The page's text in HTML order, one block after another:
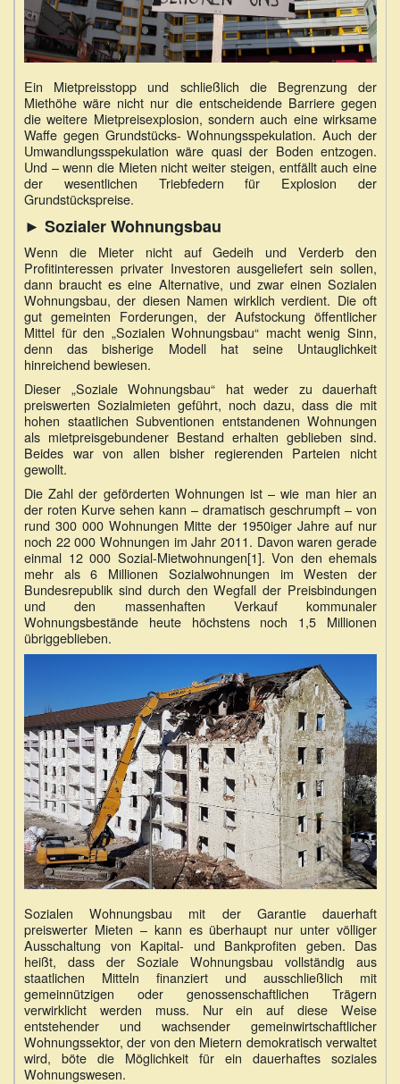
Ein Mietpreisstopp und schließlich die Begrenzung der
Miethöhe wäre nicht nur die entscheidende Barriere gegen
die weitere Mietpreisexplosion, sondern auch eine wirksame
Waffe gegen Grundstücks- Wohnungsspekulation. Auch der
Umwandlungsspekulation wäre quasi der Boden entzogen.
Und – wenn die Mieten nicht weiter steigen, entfällt auch eine
der wesentlichen Triebfedern für Explosion der
Grundstückspreise.
► Sozialer Wohnungsbau
Wenn die Mieter nicht auf Gedeih und Verderb den
Profitinteressen privater Investoren ausgeliefert sein sollen,
dann braucht es eine Alternative, und zwar einen Sozialen
Wohnungsbau, der diesen Namen wirklich verdient. Die oft
gut gemeinten Forderungen, der Aufstockung öffentlicher
Mittel für den „Sozialen Wohnungsbau“ macht wenig Sinn,
denn das bisherige Modell hat seine Untauglichkeit
hinreichend bewiesen.
Dieser „Soziale Wohnungsbau“ hat weder zu dauerhaft
preiswerten Sozialmieten geführt, noch dazu, dass die mit
hohen staatlichen Subventionen entstandenen Wohnungen
als mietpreisgebundener Bestand erhalten geblieben sind.
Beides war von allen bisher regierenden Parteien nicht
gewollt.
Die Zahl der geförderten Wohnungen ist – wie man hier an
der roten Kurve sehen kann – dramatisch geschrumpft – von
rund 300 000 Wohnungen Mitte der 1950iger Jahre auf nur
noch 22 000 Wohnungen im Jahr 2011. Davon waren gerade
einmal 12 000 Sozial-Mietwohnungen[1]. Von den ehemals
mehr als 6 Millionen Sozialwohnungen im Westen der
Bundesrepublik sind durch den Wegfall der Preisbindungen
und den massenhaften Verkauf kommunaler
Wohnungsbestände heute höchstens noch 1,5 Millionen
übriggeblieben.
Sozialen Wohnungsbau mit der Garantie dauerhaft
preiswerter Mieten – kann es überhaupt nur unter völliger
Ausschaltung von Kapital- und Bankprofiten geben. Das
heißt, dass der Soziale Wohnungsbau vollständig aus
staatlichen Mitteln finanziert und ausschließlich mit
gemeinnützigen oder genossenschaftlichen Trägern
verwirklicht werden muss. Nur ein auf diese Weise
entstehender und wachsender gemeinwirtschaftlicher
Wohnungssektor, der von den Mietern demokratisch verwaltet
wird, böte die Möglichkeit für ein dauerhaftes soziales
Wohnungswesen.